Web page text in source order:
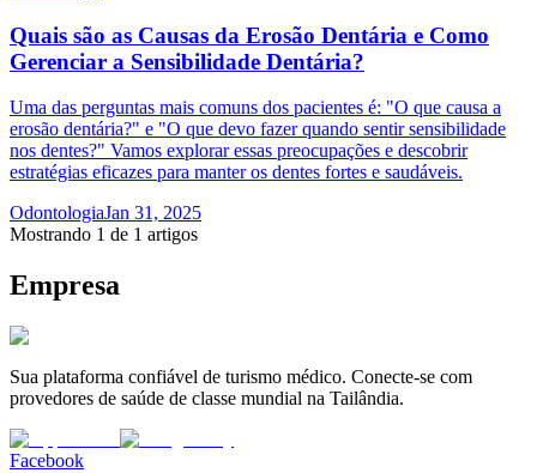
Quais são as Causas da Erosão Dentária e Como
Gerenciar a Sensibilidade Dentária?
Uma das perguntas mais comuns dos pacientes é: "O que causa a
erosão dentária?" e "O que devo fazer quando sentir sensibilidade
nos dentes?" Vamos explorar essas preocupações e descobrir
estratégias eficazes para manter os dentes fortes e saudáveis.
OdontologiaJan 31, 2025
Mostrando 1 de 1 artigos
Empresa
Sua plataforma confiável de turismo médico. Conecte-se com
provedores de saúde de classe mundial na Tailândia.
Facebook